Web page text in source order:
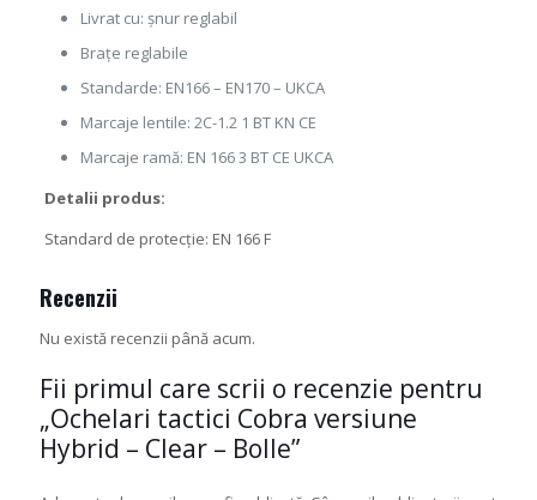
Livrat cu: șnur reglabil
Brațe reglabile
Standarde: EN166 – EN170 – UKCA
Marcaje lentile: 2C-1.2 1 BT KN CE
Marcaje ramă: EN 166 3 BT CE UKCA
Detalii produs:
Standard de protecție: EN 166 F
Recenzii
Nu există recenzii până acum.
Fii primul care scrii o recenzie pentru
„Ochelari tactici Cobra versiune
Hybrid – Clear – Bolle”